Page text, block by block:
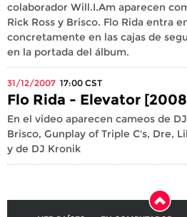
colaborador Will.I.Am aparecen
Rick Ross y Brisco. Flo Rida entra
concretamente en las cajas de
en la portada del álbum.
31/12/2007 17:00 CST
Flo Rida - Elevator
En el video aparecen cameos de
Brisco, Gunplay of Triple C's, Dre,
y de DJ Kronik